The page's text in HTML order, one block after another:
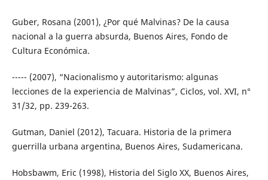
Guber, Rosana (2001), ¿Por qué Malvinas? De la causa
nacional a la guerra absurda, Buenos Aires, Fondo de
Cultura Económica.
----- (2007), “Nacionalismo y autoritarismo: algunas
lecciones de la experiencia de Malvinas”, Ciclos, vol. XVI, n°
31/32, pp. 239-263.
Gutman, Daniel (2012), Tacuara. Historia de la primera
guerrilla urbana argentina, Buenos Aires, Sudamericana.
Hobsbawm, Eric (1998), Historia del Siglo XX, Buenos Aires,